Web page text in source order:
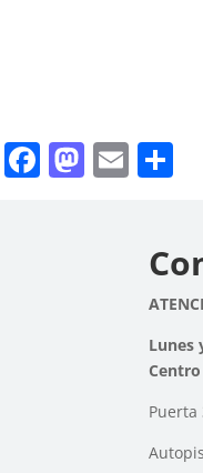
Facebook
Email
Lunes
Puerta